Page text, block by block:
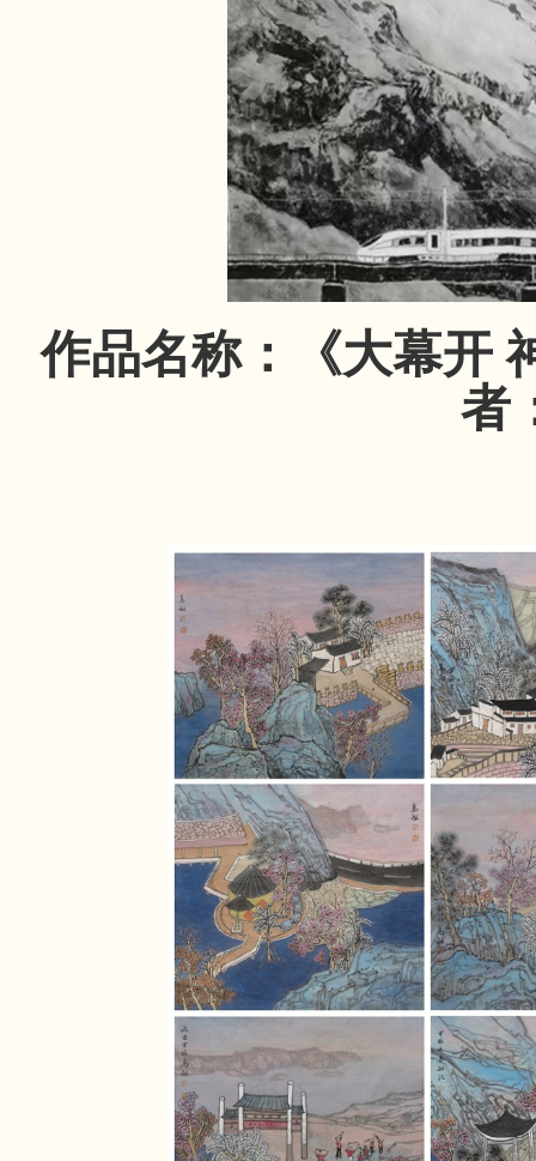
作品名称：《大幕开
者